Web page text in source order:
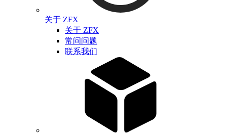
关于 ZFX
关于 ZFX
常问问题
联系我们